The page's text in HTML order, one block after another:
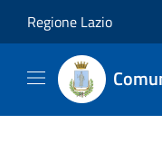
Regione Lazio